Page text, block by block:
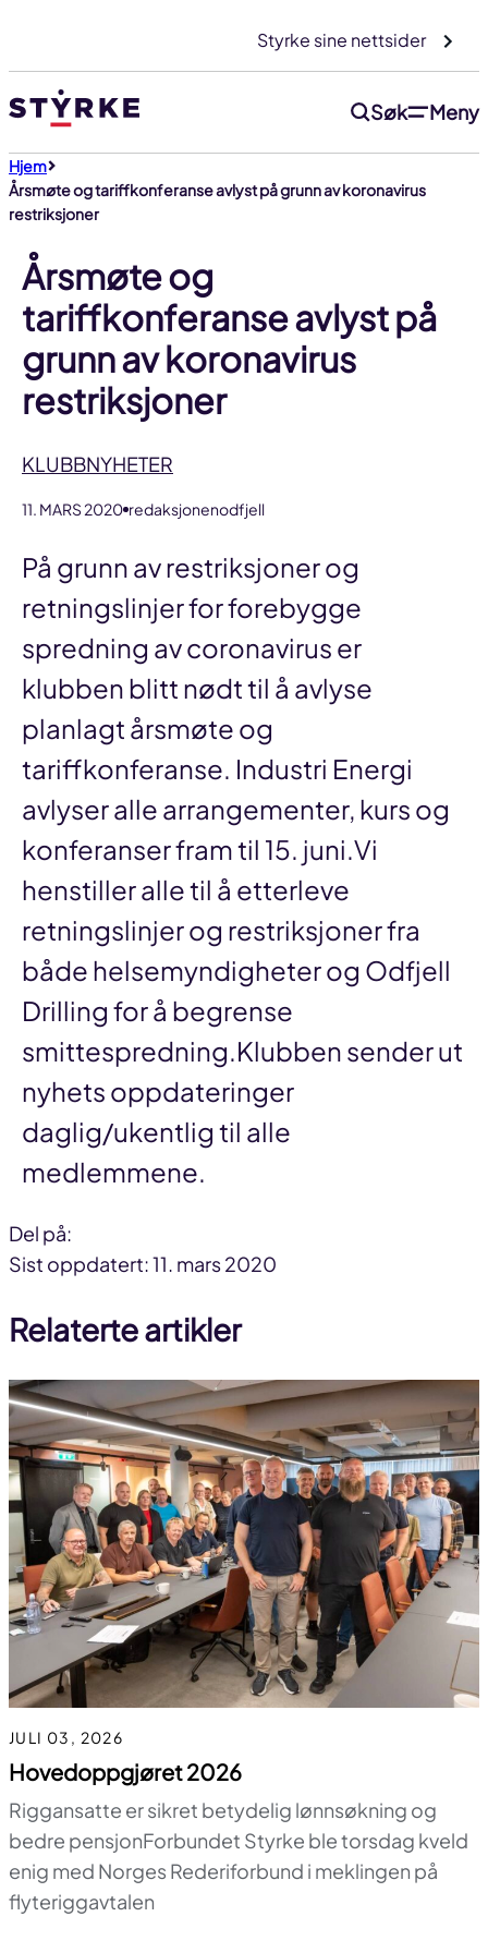
innhold
Styrke sine nettsider
Søk Meny
Hjem
Årsmøte og tariffkonferanse avlyst på grunn av koronavirus
restriksjoner
Årsmøte og
tariffkonferanse avlyst på
grunn av koronavirus
restriksjoner
KLUBBNYHETER
11. MARS 2020 redaksjonenodfjell
På grunn av restriksjoner og
retningslinjer for forebygge
spredning av coronavirus er
klubben blitt nødt til å avlyse
planlagt årsmøte og
tariffkonferanse. Industri Energi
avlyser alle arrangementer, kurs og
konferanser fram til 15. juni.Vi
henstiller alle til å etterleve
retningslinjer og restriksjoner fra
både helsemyndigheter og Odfjell
Drilling for å begrense
smittespredning.Klubben sender ut
nyhets oppdateringer
daglig/ukentlig til alle
medlemmene.
Del på:
Del
facebook
Del
linkedin
Del
Sist oppdatert: 11. mars 2020
Relaterte artikler
JULI 03, 2026
Hovedoppgjøret 2026
Riggansatte er sikret betydelig lønnsøkning og
bedre pensjonForbundet Styrke ble torsdag kveld
enig med Norges Rederiforbund i meklingen på
flyteriggavtalen